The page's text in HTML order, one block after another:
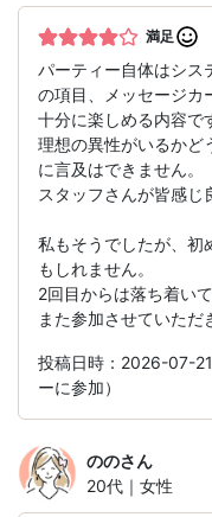
満足
パーティー自体はシス
の項目、メッセージカ
十分に楽しめる内容で
理想の異性がいるかど
に言及はできません。
スタッフさんが皆感じ
私もそうでしたが、初
もしれません。
2回目からは落ち着い
また参加させていただ
投稿日時：2026-07-
ーに参加）
ののさん
20代｜女性